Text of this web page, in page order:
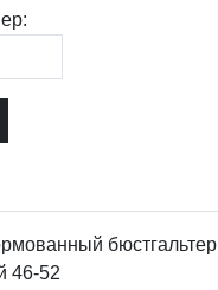
бюстгальтер
46-52